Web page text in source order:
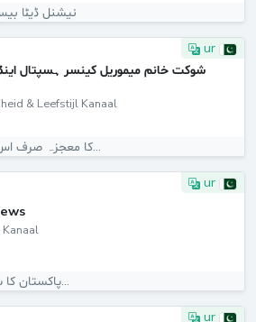
نیشنل ڈیٹا
ur
شوکت خانم میموریل کینسر ہسپتال
& Leefstijl Kanaal
SKMCH&RC کا معجزہ صرف اس کی تخلیق...
ur
پاکستان کا سب سے زیادہ دیکھا جانے...
ur